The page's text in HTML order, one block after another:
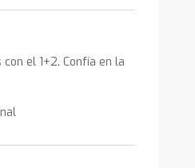
el 1+2. Confía en la